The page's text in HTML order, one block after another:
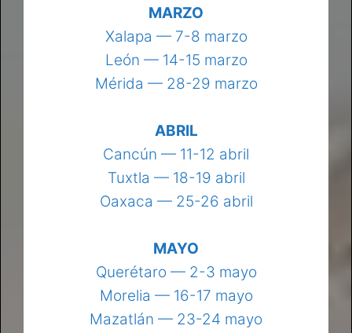
MARZO
Xalapa — 7-8 marzo
León — 14-15 marzo
Mérida — 28-29 marzo
ABRIL
Cancún — 11-12 abril
Tuxtla — 18-19 abril
Oaxaca — 25-26 abril
MAYO
Querétaro — 2-3 mayo
Morelia — 16-17 mayo
Mazatlán — 23-24 mayo